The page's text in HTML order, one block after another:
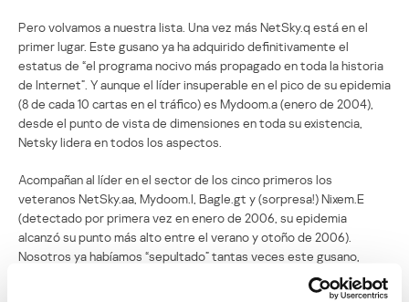
Pero volvamos a nuestra lista. Una vez más NetSky.q está en el
primer lugar. Este gusano ya ha adquirido definitivamente el
estatus de “el programa nocivo más propagado en toda la historia
de Internet”. Y aunque el líder insuperable en el pico de su epidemia
(8 de cada 10 cartas en el tráfico) es Mydoom.a (enero de 2004),
desde el punto de vista de dimensiones en toda su existencia,
Netsky lidera en todos los aspectos.
Acompañan al líder en el sector de los cinco primeros los
veteranos NetSky.aa, Mydoom.I, Bagle.gt y (sorpresa!) Nixem.E
(detectado por primera vez en enero de 2006, su epidemia
alcanzó su punto más alto entre el verano y otoño de 2006).
Nosotros ya habíamos “sepultado” tantas veces este gusano,
observando su desaparición de las listas de los 20, pero él sigue
volviendo y volviendo, ocupando posiciones bastante altas.